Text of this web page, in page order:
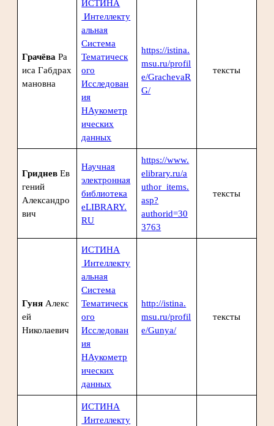
Грачёва Ра
иса Габдрах
мановна
ИСТИНА
Интеллекту
альная
Система
Тематическ
ого
Исследован
ия
НАукометр
ических
данных
https://istina.
msu.ru/profil
e/GrachevaR
G/
тексты
Гриднев Ев
гений
Александро
вич
Научная
электронная
библиотека
eLIBRARY.
RU
https://www.
elibrary.ru/a
uthor_items.
asp?
authorid=30
3763
тексты
Гуня Алекс
ей
Николаевич
ИСТИНА
Интеллекту
альная
Система
Тематическ
ого
Исследован
ия
НАукометр
ических
данных
http://istina.
msu.ru/profil
e/Gunya/
тексты
ИСТИНА
Интеллекту